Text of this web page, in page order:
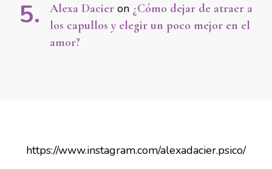
Alexa Dacier on ¿Cómo dejar de atraer a
los capullos y elegir un poco mejor en el
amor?
https://www.instagram.com/alexadacier.psico/